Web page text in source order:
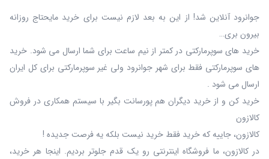
جوانرود آنلاین شد! از این به بعد لازم نیست برای خرید مایحتاج روزانه
بیرون بری…
خرید های سوپرمارکتی در کمتر از نیم ساعت برای شما ارسال می شود. خرید
های سوپرمارکتی فقط برای شهر جوانرود ولی غیر سوپرمارکتی برای کل ایران
ارسال می شود .
خرید کن و از خرید دیگران هم پورسانت بگیر با سیستم همکاری در فروش
کالازون
کالازون، جاییه که خرید فقط خرید نیست بلکه یه فرصت جدیده !
در کالازون، ما فروشگاه اینترنتی رو یک قدم جلوتر بردیم. اینجا هر خرید،